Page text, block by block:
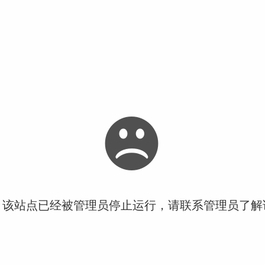
站点已经被管理员停止运行，请联系管理员了